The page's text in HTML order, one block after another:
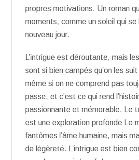
propres motivations. Un roman
moments, comme un soleil qui se
nouveau jour.
L’intrigue est déroutante, mais
sont si bien campés qu’on les
même si on ne comprend pas
passe, et c’est ce qui rend
passionnante et mémorable. Le
est une exploration profonde Le
fantômes l’âme humaine, mais
de légèreté. L’intrigue est bien